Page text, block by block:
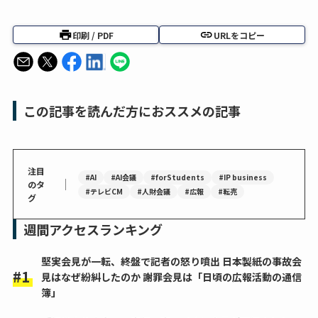
印刷 / PDF URLをコピー
この記事を読んだ方におススメの記事
注目
のタ
グ
｜ #AI #AI会議 #forStudents
#IP business
#テレビCM
#人財会議 #広報 #転売
週間アクセスランキング
堅実会見が一転、終盤で記者の怒り噴出 日本製紙の事故会
見はなぜ紛糾したのか 謝罪会見は「日頃の広報活動の通信
簿」